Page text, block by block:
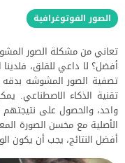
الصور الفوتوغرافية
تعاني من مشكلة الصور
أفضل؟ لا داعي للقلق،
تقنية الذكاء الاصطناعي.
واحد، والحصول على
الأصلية مع مخسن الصورة
أفضل النتائج، يجب أن يكون